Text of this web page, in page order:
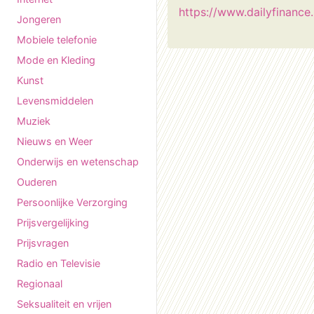
Jongeren
Mobiele telefonie
Mode en Kleding
Kunst
Levensmiddelen
Muziek
Nieuws en Weer
Onderwijs en wetenschap
Ouderen
Persoonlijke Verzorging
Prijsvergelijking
Prijsvragen
Radio en Televisie
Regionaal
Seksualiteit en vrijen
https://